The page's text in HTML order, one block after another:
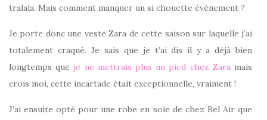
tralala. Mais comment manquer un si chouette évènement ?
Je porte donc une veste Zara de cette saison sur laquelle j’ai
totalement craqué. Je sais que je t’ai dis il y a déjà bien
longtemps que je ne mettrais plus un pied chez Zaramais
crois moi, cette incartade était exceptionnelle, vraiment !
J’ai ensuite opté pour une robe en soie de chez Bel Air que